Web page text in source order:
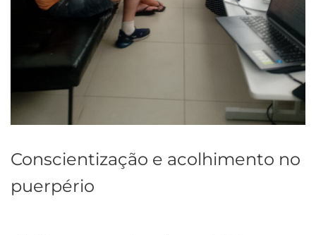
Conscientização e acolhimento no
puerpério